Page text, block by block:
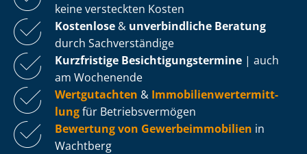
keine versteckten Kosten
Kostenlose & unverbindliche Beratung
durch Sachverständige
Kurzfristige Be­sich­ti­gungs­ter­mi­ne | auch
am Wochenende
Wertgutachten & Im­mo­bi­li­en­wert­ermitt­
lungfür Be­triebs­ver­mö­gen
Bewertung von Ge­wer­be­im­mo­bi­li­en in
Wachtberg